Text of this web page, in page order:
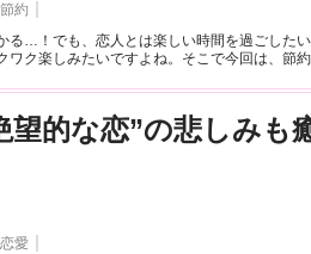
節約
る…！でも、恋人とは楽しい時間を過ごした
ワク楽しみたいですよね。そこで今回は、節
望的な恋”の悲しみも
恋愛